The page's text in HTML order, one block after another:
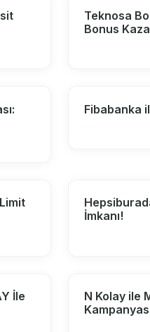
Teknosa
Bonus
Fibabanka
İmkanı!
İle
N Kolay ile